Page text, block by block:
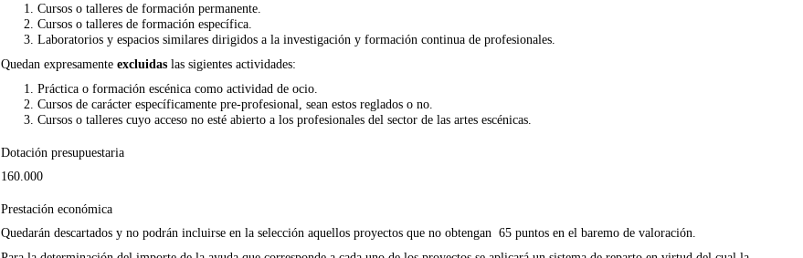
Cursos o talleres de formación permanente.
Cursos o talleres de formación específica.
Laboratorios y espacios similares dirigidos a la investigación y formación continua de profesionales.
Quedan expresamente excluidaslas sigientes actividades:
Práctica o formación escénica como actividad de ocio.
Cursos de carácter específicamente pre-profesional, sean estos reglados o no.
Cursos o talleres cuyo acceso no esté abierto a los profesionales del sector de las artes escénicas.
Dotación presupuestaria
160.000
Prestación económica
Quedarán descartados y no podrán incluirse en la selección aquellos proyectos que no obtengan 65 puntos en el baremo de valoración.